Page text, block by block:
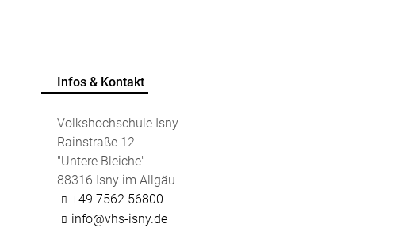
Infos & Kontakt
Volkshochschule Isny
Rainstraße 12
"Untere Bleiche"
88316 Isny im Allgäu
+49 7562 56800
info@vhs-isny.de